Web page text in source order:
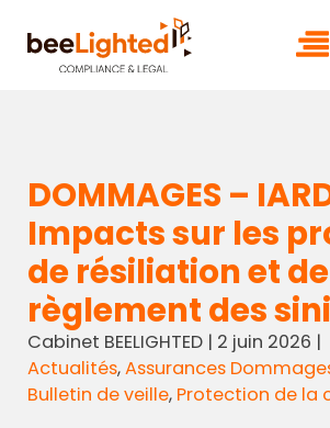
DOMMAGES –
Impacts sur les
de résiliation et de
règlement des
Cabinet BEELIGHTED| 2 juin 2026 |
Actualités,Assurances
Bulletin de veille, Protection de la